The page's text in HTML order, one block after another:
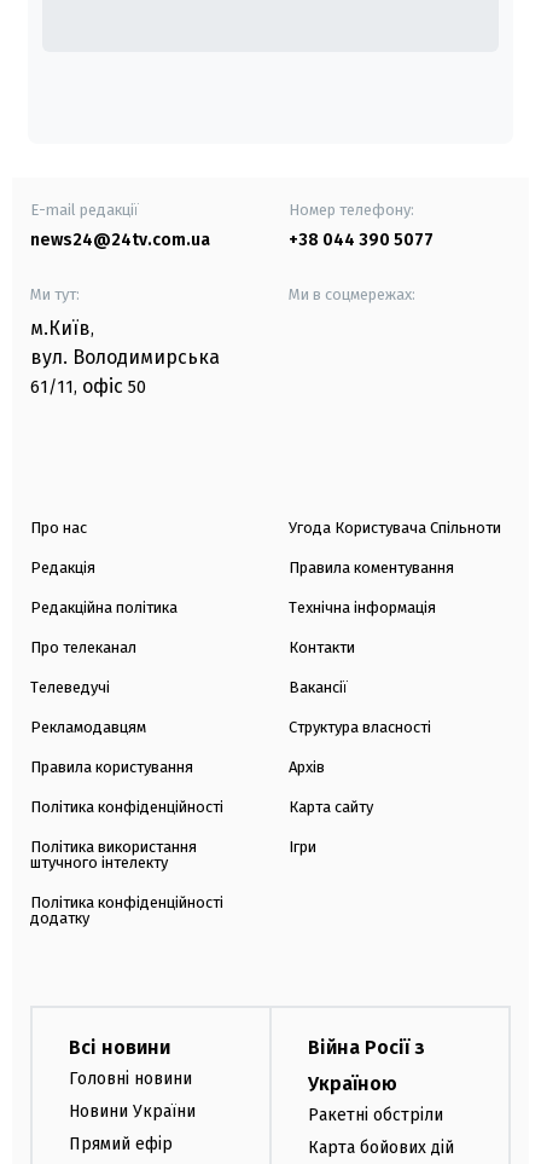
E-mail редакції
news24@24tv.com.ua
Номер телефону:
+38 044 390 5077
Ми тут:
м.Київ,
вул. Володимирська
61/11, офіс 50
Ми в соцмережах:
Про нас
Редакція
Редакційна політика
Про телеканал
Телеведучі
Рекламодавцям
Правила користування
Політика конфіденційності
Політика використання
штучного інтелекту
Політика конфіденційності
додатку
Угода Користувача Спільноти
Правила коментування
Технічна інформація
Контакти
Вакансії
Структура власності
Архів
Карта сайту
Ігри
Всі новини
Головні новини
Новини України
Прямий ефір
Війна Росії з
Україною
Ракетні обстріли
Карта бойових дій